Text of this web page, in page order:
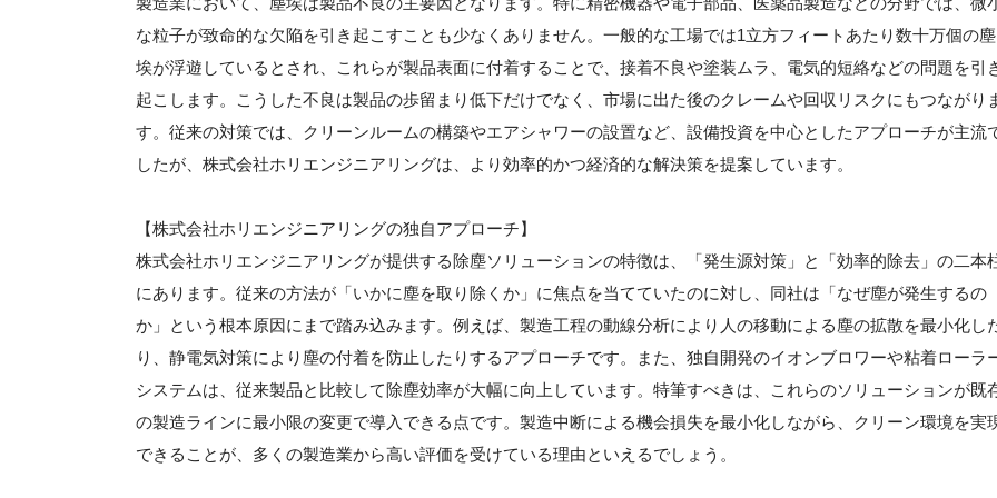
な粒子が致命的な欠陥を引き起こすことも少なくありません。一般的な工場では1立方フィートあたり数十万個の塵
埃が浮遊しているとされ、これらが製品表面に付着することで、接着不良や塗装ムラ、電気的短絡などの問題を引
起こします。こうした不良は製品の歩留まり低下だけでなく、市場に出た後のクレームや回収リスクにもつながり
す。従来の対策では、クリーンルームの構築やエアシャワーの設置など、設備投資を中心としたアプローチが主流
したが、株式会社ホリエンジニアリングは、より効率的かつ経済的な解決策を提案しています。
【株式会社ホリエンジニアリングの独自アプローチ】
株式会社ホリエンジニアリングが提供する除塵ソリューションの特徴は、「発生源対策」と「効率的除去」の二本
にあります。従来の方法が「いかに塵を取り除くか」に焦点を当てていたのに対し、同社は「なぜ塵が発生するの
か」という根本原因にまで踏み込みます。例えば、製造工程の動線分析により人の移動による塵の拡散を最小化し
り、静電気対策により塵の付着を防止したりするアプローチです。また、独自開発のイオンブロワーや粘着ローラ
システムは、従来製品と比較して除塵効率が大幅に向上しています。特筆すべきは、これらのソリューションが既
の製造ラインに最小限の変更で導入できる点です。製造中断による機会損失を最小化しながら、クリーン環境を実
できることが、多くの製造業から高い評価を受けている理由といえるでしょう。